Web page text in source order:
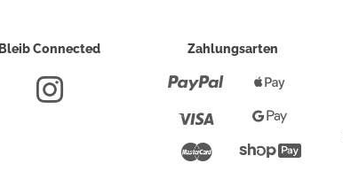
Bleib Connected Zahlungsarten
Paypal
Mastercard
Pay
PayShopify